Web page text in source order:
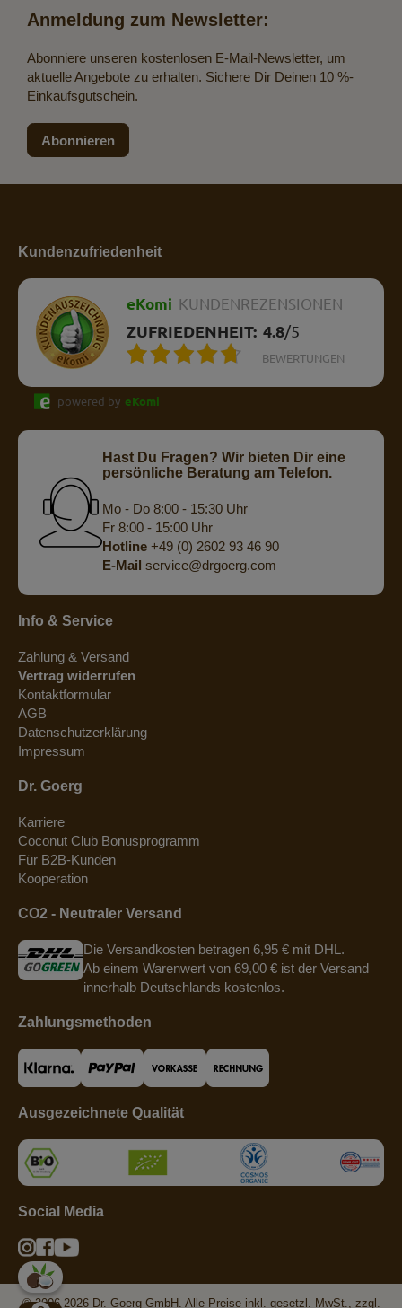
Anmeldung zum Newsletter:
Abonniere unseren kostenlosen E-Mail-Newsletter, um
aktuelle Angebote zu erhalten. Sichere Dir Deinen 10 %-
Einkaufsgutschein.
Abonnieren
Kundenzufriedenheit
eKomi KUNDENREZENSIONEN
ZUFRIEDENHEIT: 4.8/5
BEWERTUNGEN
powered by eKomi
Hast Du Fragen? Wir bieten Dir eine
persönliche Beratung am Telefon.
Mo - Do 8:00 - 15:30 Uhr
Fr 8:00 - 15:00 Uhr
Hotline+49 (0) 2602 93 46 90
E-Mail service@drgoerg.com
Info & Service
Zahlung & Versand
Vertrag widerrufen
Kontaktformular
AGB
Datenschutzerklärung
Impressum
Dr. Goerg
Karriere
Coconut Club Bonusprogramm
Für B2B-Kunden
Kooperation
CO2 - Neutraler Versand
Die Versandkosten betragen 6,95 € mit DHL.
Ab einem Warenwert von 69,00 € ist der Versand
innerhalb Deutschlands kostenlos.
Zahlungsmethoden
Ausgezeichnete Qualität
Social Media
© 2006-2026 Dr. Goerg GmbH. Alle Preise inkl. gesetzl. MwSt., zzgl.